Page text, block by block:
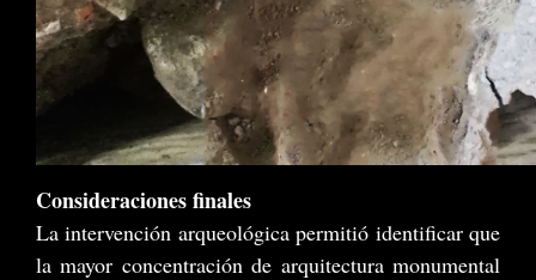
Consideraciones finales
La intervención arqueológica permitió identificar que
la mayor concentración de arquitectura monumental